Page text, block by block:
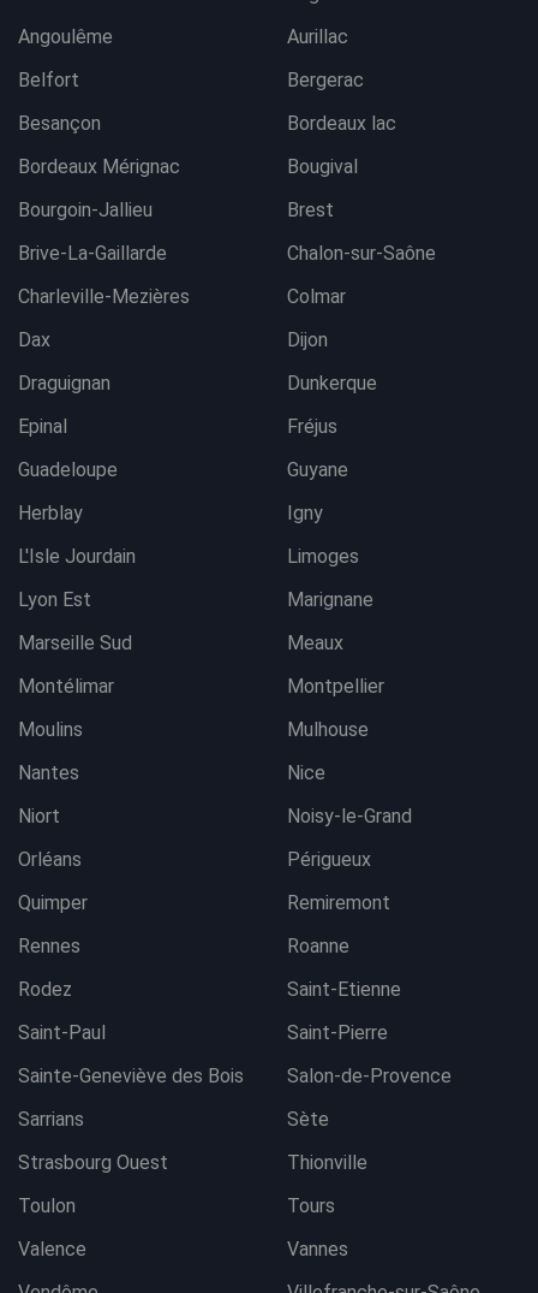
Angoulême
Aurillac
Belfort
Bergerac
Besançon
Bordeaux lac
Bordeaux Mérignac
Bougival
Bourgoin-Jallieu
Brest
Brive-La-Gaillarde
Chalon-sur-Saône
Charleville-Mezières
Colmar
Dax
Dijon
Draguignan
Dunkerque
Epinal
Fréjus
Guadeloupe
Guyane
Herblay
Igny
L'Isle Jourdain
Limoges
Lyon Est
Marignane
Marseille Sud
Meaux
Montélimar
Montpellier
Moulins
Mulhouse
Nantes
Nice
Niort
Noisy-le-Grand
Orléans
Périgueux
Quimper
Remiremont
Rennes
Roanne
Rodez
Saint-Etienne
Saint-Paul
Saint-Pierre
Sainte-Geneviève des Bois
Salon-de-Provence
Sarrians
Sète
Strasbourg Ouest
Thionville
Toulon
Tours
Valence
Vannes